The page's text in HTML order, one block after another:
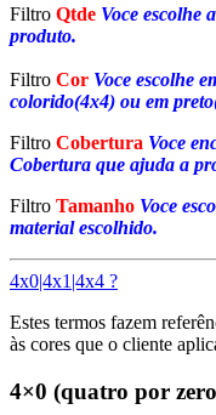
Filtro Qtde Voce escolhe
produto.
Filtro Cor Voce escolhe
colorido(4x4) ou em
Filtro Cobertura Voce
Cobertura que ajuda a
Filtro Tamanho Voce
material escolhido.
4x0|4x1|4x4 ?
Estes termos fazem
às cores que o cliente
4×0 (quatro por